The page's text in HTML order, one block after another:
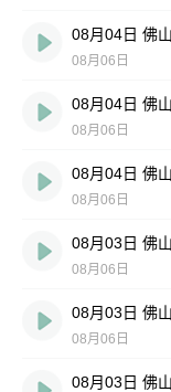
08月06日
08月06日
08月06日
08月06日
08月06日